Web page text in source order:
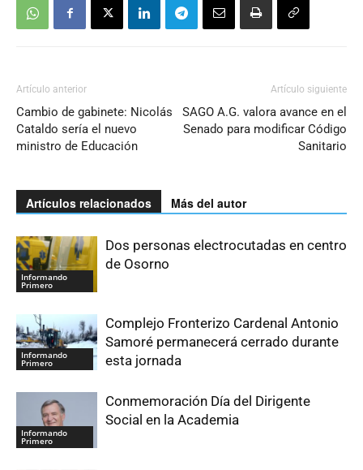
Artículo anterior
Cambio de gabinete: Nicolás
Cataldo sería el nuevo
ministro de Educación
Artículo siguiente
SAGO A.G. valora avance en el
Senado para modificar Código
Sanitario
Artículos relacionados Más del autor
Informando
Primero
Dos personas electrocutadas en centro
de Osorno
Informando
Primero
Complejo Fronterizo Cardenal Antonio
Samoré permanecerá cerrado durante
esta jornada
Informando
Primero
Conmemoración Día del Dirigente
Social en la Academia